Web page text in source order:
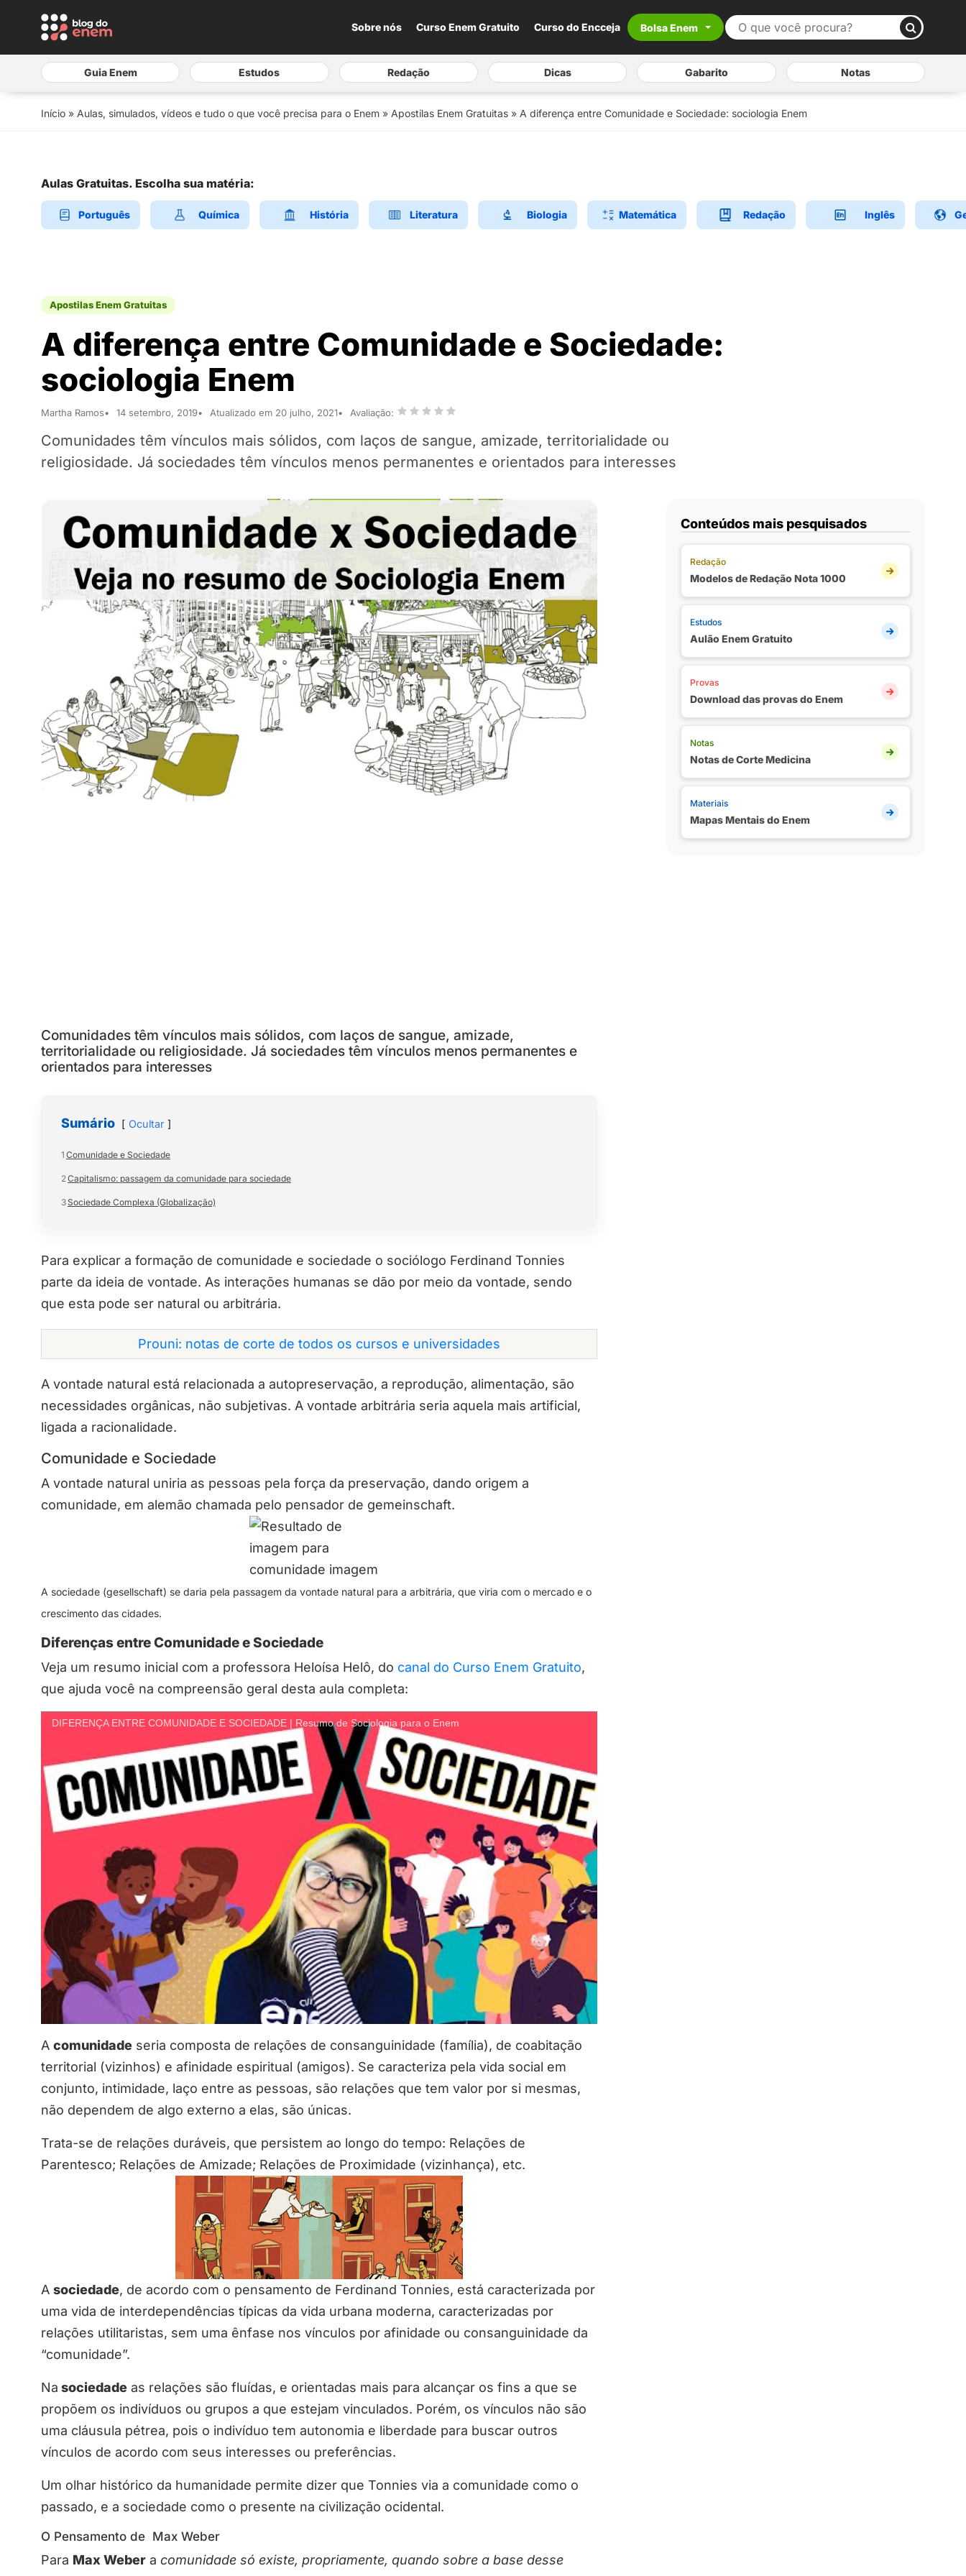
Sobre nós Curso Enem Gratuito Curso do Encceja Bolsa Enem
Guia Enem Estudos Redação Dicas Gabarito Notas
Início » Aulas, simulados, vídeos e tudo o que você precisa para o Enem » Apostilas Enem Gratuitas » A diferença entre Comunidade e Sociedade: sociologia Enem
Aulas Gratuitas. Escolha sua matéria:
Português Química História Literatura Biologia Matemática Redação Inglês
Apostilas Enem Gratuitas
A diferença entre Comunidade e Sociedade:
sociologia Enem
Martha Ramos 14 setembro, 2019 Atualizado em 20 julho, 2021 Avaliação:
Comunidades têm vínculos mais sólidos, com laços de sangue, amizade, territorialidade ou
religiosidade. Já sociedades têm vínculos menos permanentes e orientados para interesses
Comunidades têm vínculos mais sólidos, com laços de sangue, amizade,
territorialidade ou religiosidade. Já sociedades têm vínculos menos permanentes e
orientados para interesses
Sumário Ocultar
1 Comunidade e Sociedade
2Capitalismo: passagem da comunidade para sociedade
3 Sociedade Complexa (Globalização)
Para explicar a formação de comunidade e sociedade o sociólogo Ferdinand Tonnies
parte da ideia de vontade. As interações humanas se dão por meio da vontade, sendo
que esta pode ser natural ou arbitrária.
Prouni: notas de corte de todos os cursos e universidades
A vontade natural está relacionada a autopreservação, a reprodução, alimentação, são
necessidades orgânicas, não subjetivas. A vontade arbitrária seria aquela mais artificial,
ligada a racionalidade.
Comunidade e Sociedade
A vontade natural uniria as pessoas pela força da preservação, dando origem a
comunidade, em alemão chamada pelo pensador de gemeinschaft.
A sociedade (gesellschaft) se daria pela passagem da vontade natural para a arbitrária, que viria com o mercado e o
crescimento das cidades.
Diferenças entre Comunidade e Sociedade
Veja um resumo inicial com a professora Heloísa Helô, do canal do Curso Enem Gratuito,
que ajuda você na compreensão geral desta aula completa:
DIFERENÇA ENTRE COMUNIDADE E SOCIEDADE | Resumo de Sociologia para o Enem
A comunidade seria composta de relações de consanguinidade (família), de coabitação
territorial (vizinhos) e afinidade espiritual (amigos). Se caracteriza pela vida social em
conjunto, intimidade, laço entre as pessoas, são relações que tem valor por si mesmas,
não dependem de algo externo a elas, são únicas.
Trata-se de relações duráveis, que persistem ao longo do tempo: Relações de
Parentesco; Relações de Amizade; Relações de Proximidade (vizinhança), etc.
A sociedade, de acordo com o pensamento de Ferdinand Tonnies, está caracterizada por
uma vida de interdependências típicas da vida urbana moderna, caracterizadas por
relações utilitaristas, sem uma ênfase nos vínculos por afinidade ou consanguinidade da
“comunidade”.
Na sociedade as relações são fluídas, e orientadas mais para alcançar os fins a que se
propõem os indivíduos ou grupos a que estejam vinculados. Porém, os vínculos não são
uma cláusula pétrea, pois o indivíduo tem autonomia e liberdade para buscar outros
vínculos de acordo com seus interesses ou preferências.
Um olhar histórico da humanidade permite dizer que Tonnies via a comunidade como o
passado, e a sociedade como o presente na civilização ocidental.
O Pensamento de Max Weber
Para Max Weber a comunidade só existe, propriamente, quando sobre a base desse
Conteúdos mais pesquisados
Redação
Modelos de Redação Nota 1000
Estudos
Aulão Enem Gratuito
Provas
Download das provas do Enem
Notas
Notas de Corte Medicina
Materiais
Mapas Mentais do Enem